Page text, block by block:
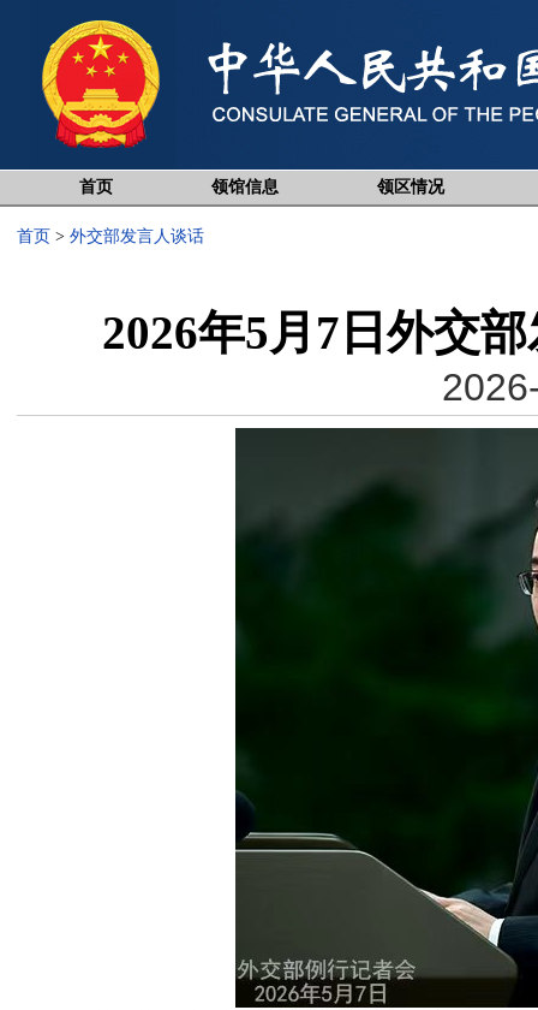
首页 领馆信息 领区情况
首页 > 外交部发言人谈话
2026年5月7日外交